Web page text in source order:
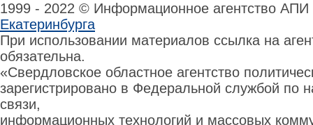
1999 - 2022 © Информационное агентство
Екатеринбурга
При использовании материалов ссылка на
обязательна.
«Свердловское областное агентство
зарегистрировано в Федеральной службой по
связи,
информационных технологий и массовых